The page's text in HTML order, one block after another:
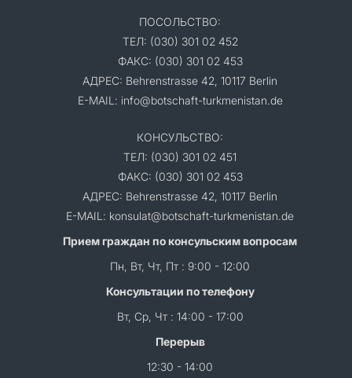
ПОСОЛЬСТВО:
ТЕЛ: (030) 301 02 452
ФАКС: (030) 301 02 453
АДРЕС: Behrenstrasse 42, 10117 Berlin
E-MAIL: info@botschaft-turkmenistan.de
КОНСУЛЬСТВО:
ТЕЛ: (030) 301 02 451
ФАКС: (030) 301 02 453
АДРЕС: Behrenstrasse 42, 10117 Berlin
E-MAIL: konsulat@botschaft-turkmenistan.de
Прием граждан по консульским вопросам
Пн, Вт, Чт, Пт : 9:00 - 12:00
Консультации по телефону
Вт, Ср, Чт : 14:00 - 17:00
Перерыв
12:30 - 14:00